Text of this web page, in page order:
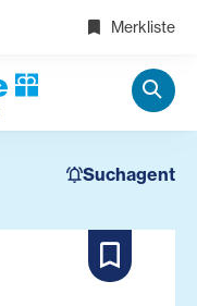
Merkliste
Suchagent